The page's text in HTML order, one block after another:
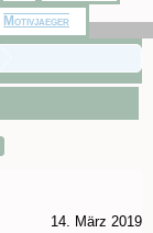
14. März 2019
Motivjaeger